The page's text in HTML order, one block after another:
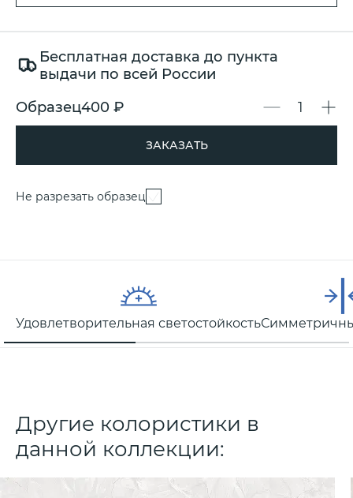
Бесплатная доставка до пункта
выдачи по всей России
Образец400 ₽
ЗАКАЗАТЬ
Не разрезать образец
Удовлетворительная светостойкость
Другие колористики в
данной коллекции: